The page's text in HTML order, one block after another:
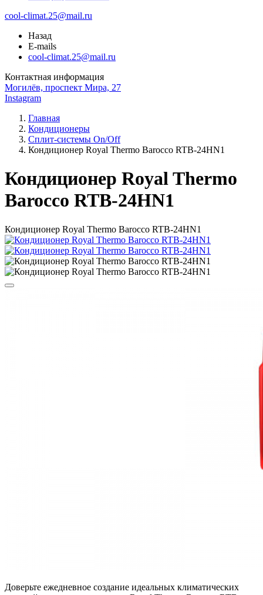
cool-climat.25@mail.ru
Назад
E-mails
cool-climat.25@mail.ru
Контактная информация
Могилёв, проспект Мира, 27
Instagram
Главная
Кондиционеры
Сплит-системы On/Off
Кондиционер Royal Thermo Barocco RTB-24HN1
Кондиционер Royal Thermo
Barocco RTB-24HN1
Кондиционер Royal Thermo Barocco RTB-24HN1
Доверьте ежедневное создание идеальных климатических